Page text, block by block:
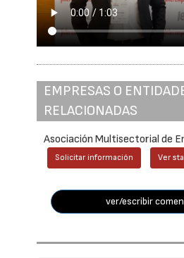
EMPRESAS O
RELACIONADAS
Asociación Multisectorial de
Solicitar información Ver
ver/escribir